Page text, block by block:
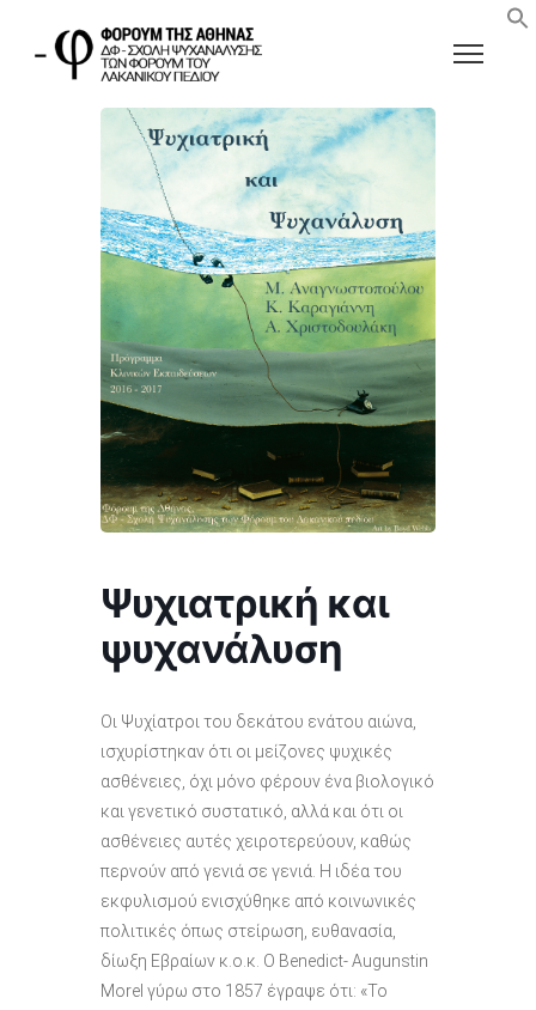
Ψυχιατρική και
ψυχανάλυση
Οι Ψυχίατροι του δεκάτου ενάτου αιώνα,
ισχυρίστηκαν ότι οι μείζονες ψυχικές
ασθένειες, όχι μόνο φέρουν ένα βιολογικό
και γενετικό συστατικό, αλλά και ότι οι
ασθένειες αυτές χειροτερεύουν, καθώς
περνούν από γενιά σε γενιά. Η ιδέα του
εκφυλισμού ενισχύθηκε από κοινωνικές
πολιτικές όπως στείρωση, ευθανασία,
δίωξη Εβραίων κ.ο.κ. Ο Benedict- Αugunstin
Morel γύρω στο 1857 έγραψε ότι: «Το